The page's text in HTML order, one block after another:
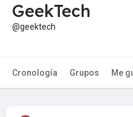
GeekTech
@geektech
Cronología Grupos Me